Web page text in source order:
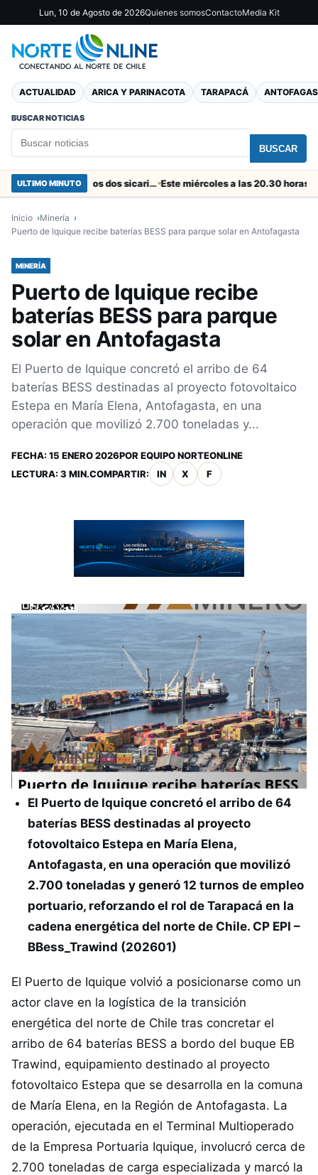
Lun, 10 de Agosto de 2026Quienes somosContactoMedia Kit
ACTUALIDAD ARICA Y PARINACOTA TARAPACÁ
BUSCAR NOTICIAS
BUSCAR
ULTIMO MINUTO En el “colador” de Cuya fueron capturados dos sicarios colombianos
Inicio
Minería
Puerto de Iquique recibe baterías BESS para parque solar en Antofagasta
MINERÍA
Puerto de Iquique recibe
baterías BESS para parque
solar en Antofagasta
El Puerto de Iquique concretó el arribo de 64
baterías BESS destinadas al proyecto fotovoltaico
Estepa en María Elena, Antofagasta, en una
operación que movilizó 2.700 toneladas y...
FECHA: 15 ENERO 2026POR EQUIPO NORTEONLINE
LECTURA: 3 MIN.COMPARTIR: IN X F
El Puerto de Iquique concretó el arribo de 64
baterías BESS destinadas al proyecto
fotovoltaico Estepa en María Elena,
Antofagasta, en una operación que movilizó
2.700 toneladas y generó 12 turnos de empleo
portuario, reforzando el rol de Tarapacá en la
cadena energética del norte de Chile. CP EPI –
BBess_Trawind (202601)
El Puerto de Iquique volvió a posicionarse como un
actor clave en la logística de la transición
energética del norte de Chile tras concretar el
arribo de 64 baterías BESS a bordo del buque EB
Trawind, equipamiento destinado al proyecto
fotovoltaico Estepa que se desarrolla en la comuna
de María Elena, en la Región de Antofagasta. La
operación, ejecutada en el Terminal Multioperado
de la Empresa Portuaria Iquique, involucró cerca de
2.700 toneladas de carga especializada y marcó la